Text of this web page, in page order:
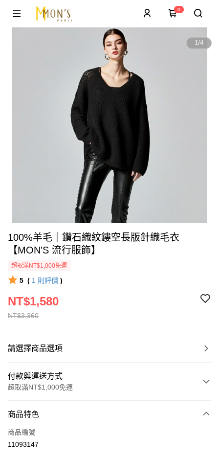
0
1/4
100%羊毛｜鑽石織紋鏤空長版針織毛衣
【MON'S 流行服飾】
超取滿NT$1,000免運
5 ( 1 則評價 )
NT$3,360
NT$1,580
請選擇商品選項
付款與運送方式
超取滿NT$1,000免運
信用卡一次付款
信用卡分期付款
商品特色
商品編號
11093147